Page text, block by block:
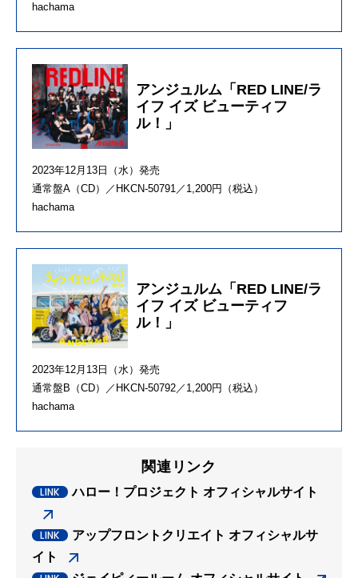
hachama
アンジュルム「RED LINE/ラ
イフ イズ ビューティフ
ル！」
2023年12月13日（水）発売
通常盤A（CD）／HKCN-50791／1,200円（税込）
hachama
アンジュルム「RED LINE/ラ
イフ イズ ビューティフ
ル！」
2023年12月13日（水）発売
通常盤B（CD）／HKCN-50792／1,200円（税込）
hachama
関連リンク
ハロー！プロジェクト オフィシャルサイト
アップフロントクリエイト オフィシャルサ
イト